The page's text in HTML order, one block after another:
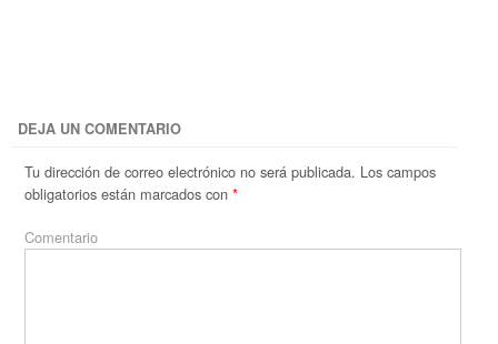
DEJA UN COMENTARIO
Tu dirección de correo electrónico no será publicada. Los campos
obligatorios están marcados con*
Comentario